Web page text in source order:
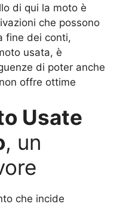
di qui la moto è
che possono
fine dei conti,
usata, è
di poter anche
offre ottime
Usate
, un
che incide